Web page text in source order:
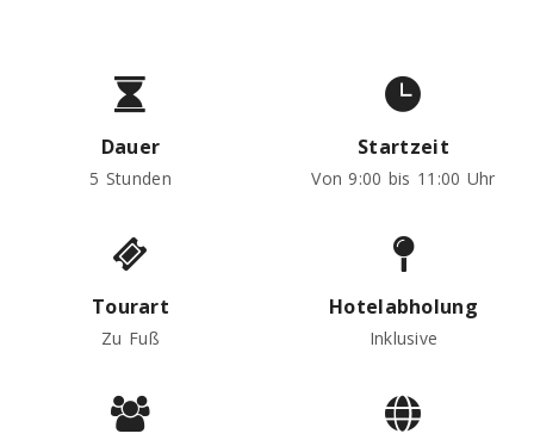
Dauer
5 Stunden
Startzeit
Von 9:00 bis 11:00 Uhr
Tourart
Zu Fuß
Hotelabholung
Inklusive